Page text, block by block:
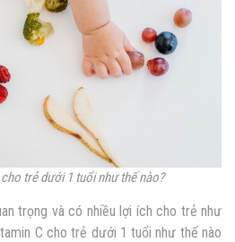
trẻ dưới 1 tuổi như thế nào?
trọng và có nhiều lợi ích cho trẻ như
C cho trẻ dưới 1 tuổi như thế nào